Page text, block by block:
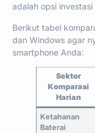
adalah opsi
Berikut tabel
dan Windows agar
smartphone Anda:
Sektor
Komparasi
Harian
Ketahanan
Baterai